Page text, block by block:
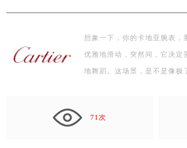
想象一下，你的卡地亚腕表，
优雅地滑动，突然间，它决
地舞蹈。这场景，是不是像极
71次